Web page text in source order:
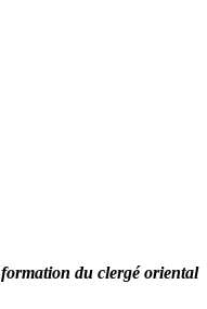
du clergé oriental